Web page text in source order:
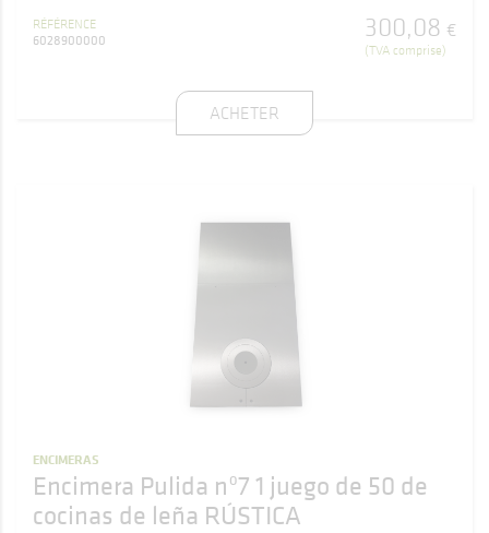
RÉFÉRENCE
6028900000
300,08 €
(TVA comprise)
ACHETER
ENCIMERAS
Encimera Pulida nº7 1 juego de 50 de
cocinas de leña RÚSTICA